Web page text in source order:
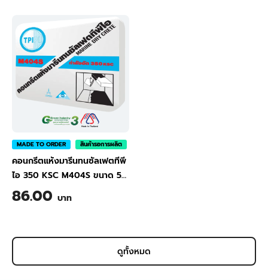
MADE TO ORDER สินค้ารอการผลิต
คอนกรีตแห้งมารีนทนซัลเฟตทีพี
ไอ 350 KSC M404S ขนาด 50
กก.| TPI Marine Dry
Concrete with Sulfate
86.00 บาท
ดูทั้งหมด